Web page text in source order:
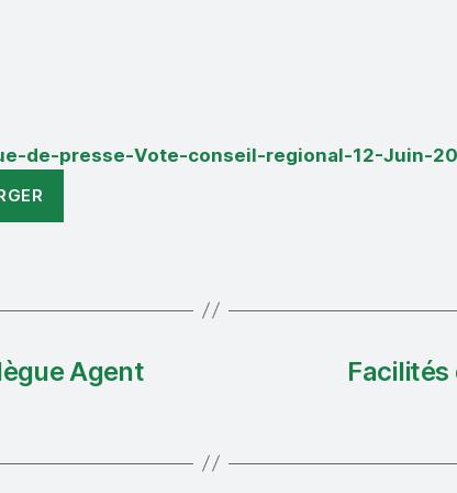
de-presse-Vote-conseil-regional-12-Juin-
Agent